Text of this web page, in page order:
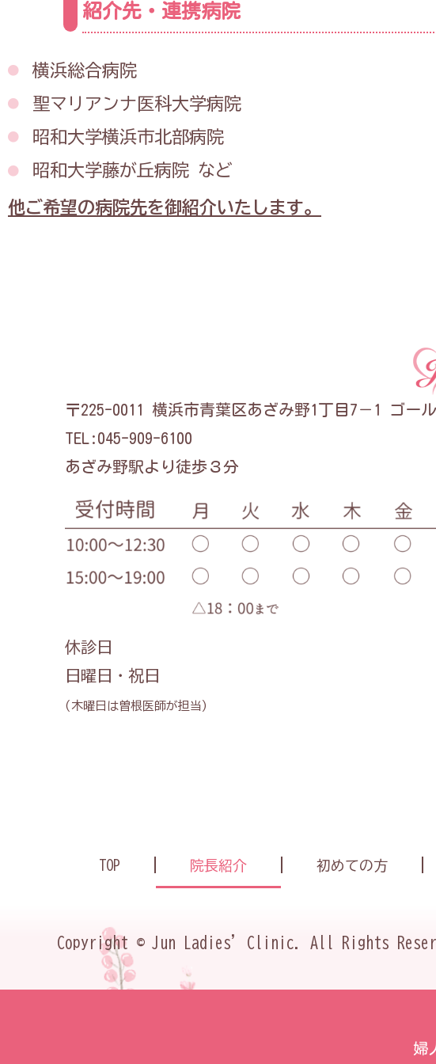
紹介先・連携病院
横浜総合病院
聖マリアンナ医科大学病院
昭和大学横浜市北部病院
昭和大学藤が丘病院 など
他ご希望の病院先を御紹介いたします。
〒225-0011 横浜市青葉区あざみ野1丁目7－1 ゴー
TEL:045-909-6100
あざみ野駅より徒歩３分
休診日
日曜日・祝日
(木曜日は曽根医師が担当)
TOP 院長紹介 初めての方
Copyright © Jun Ladies' Clinic. All Rights
婦